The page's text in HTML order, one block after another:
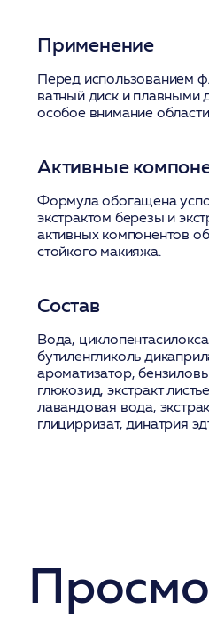
Применение
Перед использованием
ватный диск и плавными
особое внимание области
Активные
Формула обогащена
экстрактом березы и
активных компонентов
стойкого макияжа.
Состав
Вода,
бутиленгликоль
ароматизатор,
глюкозид,экстракт
лавандовая вода,
глицирризат, динатрия